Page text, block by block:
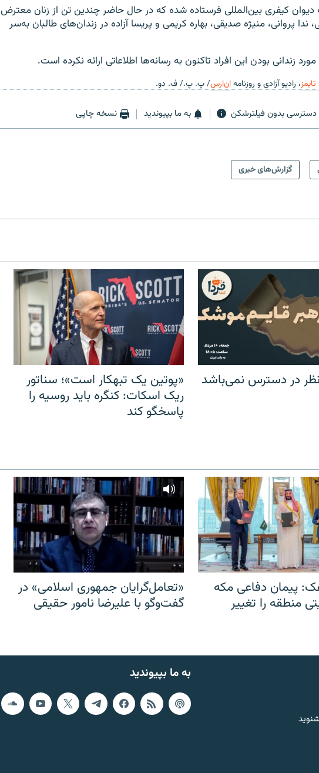
دیوان کیفری بین‌المللی فرستاده شده که در حال حاضر چندین تن از زنان معترض
ندا پروانی، منیژه صدیقی، بهاره کریمی و پریسا آزاده در زندان‌های طالبان به‌سر
زندانی بودن این افراد تاکنون به رسانه‌ها اطلاعاتی ارائه نکرده است.
، رادیو آزادی و روزنامهان‌ارسِ/ پ. پ./ ف. دو.
دسترسی بدون فیلترشکن به ما بپیوندید نسخه چاپی
گزارش‌های خبری
نظر در دسترس نمی‌باشد
«پوتین یک تبهکار است»؛ سناتور
ریک اسکات: کنگره باید روسیه را
پاسخگو کند
پیمان دفاعی مکه
منطقه را تغییر
«تعامل‌گرایان جمهوری اسلامی» در
گفت‌وگو با علیرضا نامور حقیقی
به ما بپیوندید